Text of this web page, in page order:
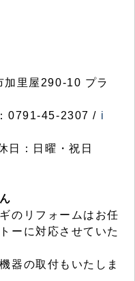
里屋290-10 プラ
0791-45-2307 / i
日：日曜・祝日
のリフォームはお任
ーに対応させていた
器の取付もいたしま